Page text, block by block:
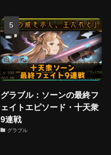
グラブル：ソーンの最終フ
ェイトエピソード・十天衆
9連戦
グラブル